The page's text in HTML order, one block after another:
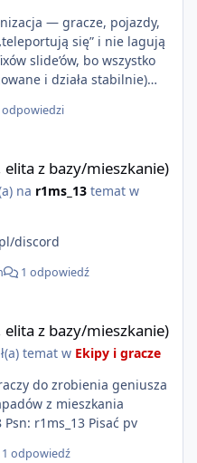
— gracze, pojazdy,
się” i nie lagują
slide’ów, bo wszystko
i działa stabilnie)
pisanie własnych
Telegram —
odpowiedzi
elita z bazy/mieszkanie)
na r1ms_13temat w
discord
1 odpowiedź
elita z bazy/mieszkanie)
temat w Ekipy i gracze
do zrobienia geniusza
z mieszkania
r1ms_13 Pisać pv
1 odpowiedź